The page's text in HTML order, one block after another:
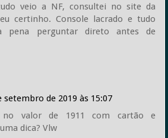
veio a NF, consultei no site da
certinho. Console lacrado e tudo
pena perguntar direto antes de
setembro de 2019 às 15:07
no valor de 1911 com cartão e
dica? Vlw